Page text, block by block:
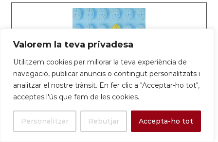
Valorem la teva privadesa
Utilitzem cookies per millorar la teva experiència de
navegació, publicar anuncis o contingut personalitzats i
analitzar el nostre trànsit. En fer clic a "Acceptar-ho tot",
acceptes l'ús que fem de les cookies.
Personalitzar Rebutjar Accepta-ho tot
Prop del 50% dels ingressos a l’Hospital
SJD Sant Boi per causes neurològiques
són per ictus – Parc Sanitari Sant Joan
de Déu